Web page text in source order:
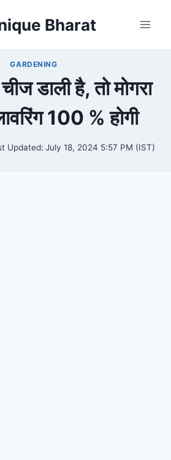
Bharat
GARDENING
डाली है, तो मोगरा
100 % होगी
Updated: July 18, 2024 5:57 PM (IST)